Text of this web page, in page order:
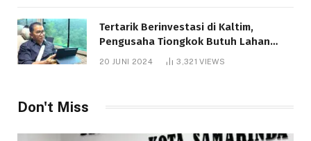
Tertarik Berinvestasi di Kaltim,
Pengusaha Tiongkok Butuh Lahan
1.000 Hektare
20 JUNI 2024 3,321VIEWS
Don't Miss